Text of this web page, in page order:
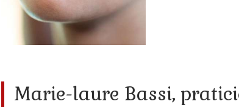
Marie-laure Bassi,